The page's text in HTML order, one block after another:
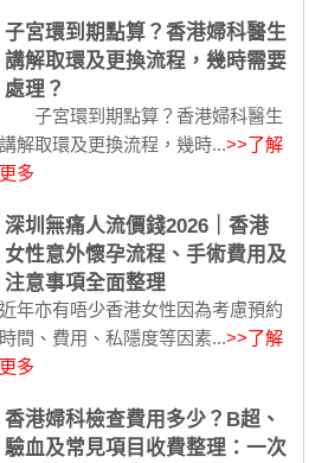
子宮環到期點算？香港婦科醫生
講解取環及更換流程，幾時需要
處理？
子宮環到期點算？香港婦科醫生
講解取環及更換流程，幾時...>>了解
更多
深圳無痛人流價錢2026｜香港
女性意外懷孕流程、手術費用及
注意事項全面整理
近年亦有唔少香港女性因為考慮預約
時間、費用、私隱度等因素...>>了解
更多
香港婦科檢查費用多少？B超、
驗血及常見項目收費整理：一次